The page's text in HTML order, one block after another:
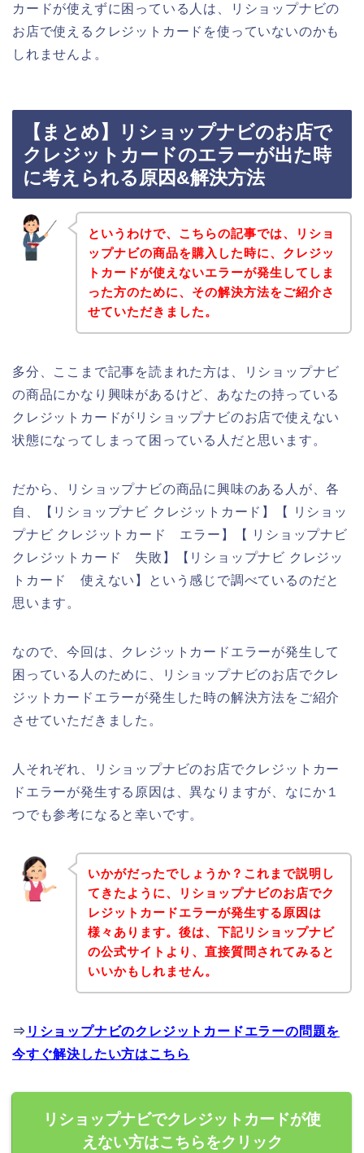
カードが使えずに困っている人は、リショップナビの
お店で使えるクレジットカードを使っていないのかも
しれませんよ。
【まとめ】リショップナビのお店で
クレジットカードのエラーが出た時
に考えられる原因&解決方法
というわけで、こちらの記事では、リショ
ップナビの商品を購入した時に、クレジッ
トカードが使えないエラーが発生してしま
った方のために、その解決方法をご紹介さ
せていただきました。
多分、ここまで記事を読まれた方は、リショップナビ
の商品にかなり興味があるけど、あなたの持っている
クレジットカードがリショップナビのお店で使えない
状態になってしまって困っている人だと思います。
だから、リショップナビの商品に興味のある人が、各
自、【リショップナビ クレジットカード】【 リショッ
プナビ クレジットカード エラー】【 リショップナビ
クレジットカード 失敗】【リショップナビ クレジッ
トカード 使えない】という感じで調べているのだと
思います。
なので、今回は、クレジットカードエラーが発生して
困っている人のために、リショップナビのお店でクレ
ジットカードエラーが発生した時の解決方法をご紹介
させていただきました。
人それぞれ、リショップナビのお店でクレジットカー
ドエラーが発生する原因は、異なりますが、なにか１
つでも参考になると幸いです。
いかがだったでしょうか？これまで説明し
てきたように、リショップナビのお店でク
レジットカードエラーが発生する原因は
様々あります。後は、下記リショップナビ
の公式サイトより、直接質問されてみると
いいかもしれません。
⇒ リショップナビのクレジットカードエラーの問題を
今すぐ解決したい方はこちら
リショップナビでクレジットカードが使
えない方はこちらをクリック